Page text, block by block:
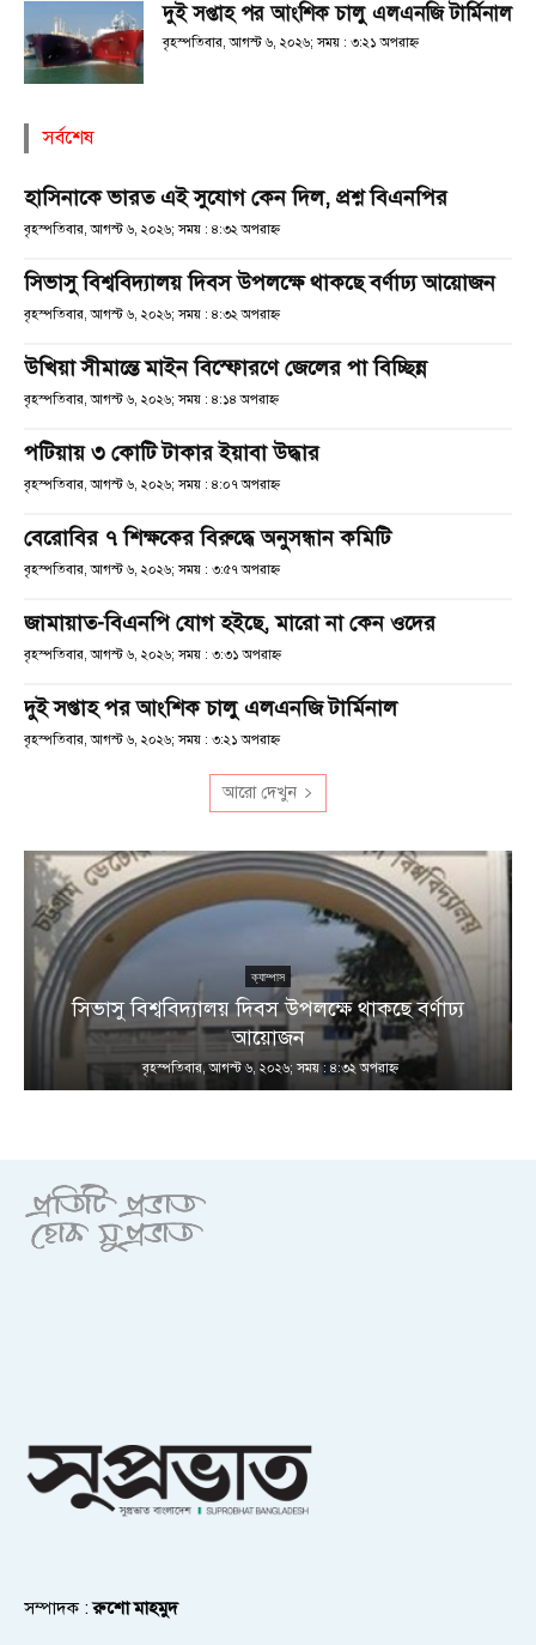
দুই সপ্তাহ পর আংশিক চালু এলএনজি টার্মিনাল
বৃহস্পতিবার, আগস্ট ৬, ২০২৬; সময় : ৩:২১ অপরাহ্ণ
সর্বশেষ
হাসিনাকে ভারত এই সুযোগ কেন দিল, প্রশ্ন বিএনপির
বৃহস্পতিবার, আগস্ট ৬, ২০২৬; সময় : ৪:৩২ অপরাহ্ণ
সিভাসু বিশ্ববিদ্যালয় দিবস উপলক্ষে থাকছে বর্ণাঢ্য আয়োজন
বৃহস্পতিবার, আগস্ট ৬, ২০২৬; সময় : ৪:৩২ অপরাহ্ণ
উখিয়া সীমান্তে মাইন বিস্ফোরণে জেলের পা বিচ্ছিন্ন
বৃহস্পতিবার, আগস্ট ৬, ২০২৬; সময় : ৪:১৪ অপরাহ্ণ
পটিয়ায় ৩ কোটি টাকার ইয়াবা উদ্ধার
বৃহস্পতিবার, আগস্ট ৬, ২০২৬; সময় : ৪:০৭ অপরাহ্ণ
বেরোবির ৭ শিক্ষকের বিরুদ্ধে অনুসন্ধান কমিটি
বৃহস্পতিবার, আগস্ট ৬, ২০২৬; সময় : ৩:৫৭ অপরাহ্ণ
জামায়াত-বিএনপি যোগ হইছে, মারো না কেন ওদের
বৃহস্পতিবার, আগস্ট ৬, ২০২৬; সময় : ৩:৩১ অপরাহ্ণ
দুই সপ্তাহ পর আংশিক চালু এলএনজি টার্মিনাল
বৃহস্পতিবার, আগস্ট ৬, ২০২৬; সময় : ৩:২১ অপরাহ্ণ
আরো দেখুন
ক্যাম্পাস
সিভাসু বিশ্ববিদ্যালয় দিবস উপলক্ষে থাকছে বর্ণাঢ্য
আয়োজন
বৃহস্পতিবার, আগস্ট ৬, ২০২৬; সময় : ৪:৩২ অপরাহ্ণ
সম্পাদক :রুশো মাহমুদ